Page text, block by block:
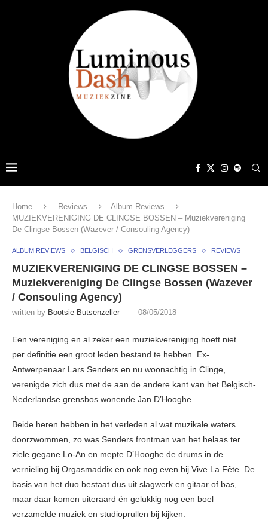
Home Reviews
Album Reviews
MUZIEKVERENIGING DE CLINGSE BOSSEN – Muziekvereniging
De Clingse Bossen (Wazever / Consouling Agency)
ALBUM REVIEWS BELGISCH GRENSVERLEGGERS REVIEWS
MUZIEKVERENIGING DE CLINGSE BOSSEN –
Muziekvereniging De Clingse Bossen (Wazever
/ Consouling Agency)
written by Bootsie Butsenzeller 08/05/2018
Een vereniging en al zeker een muziekvereniging hoeft niet
per definitie een groot leden bestand te hebben. Ex-
Antwerpenaar Lars Senders en nu woonachtig in Clinge,
verenigde zich dus met de aan de andere kant van het Belgisch-
Nederlandse grensbos wonende Jan D’Hooghe.
Beide heren hebben in het verleden al wat muzikale waters
doorzwommen, zo was Senders frontman van het helaas ter
ziele gegane Lo-An en mepte D’Hooghe de drums in de
vernieling bij Orgasmaddix en ook nog even bij Vive La Fête. De
basis van het duo bestaat dus uit slagwerk en gitaar of bas,
maar daar komen uiteraard én gelukkig nog een boel
verzamelde muziek en studioprullen bij kijken.